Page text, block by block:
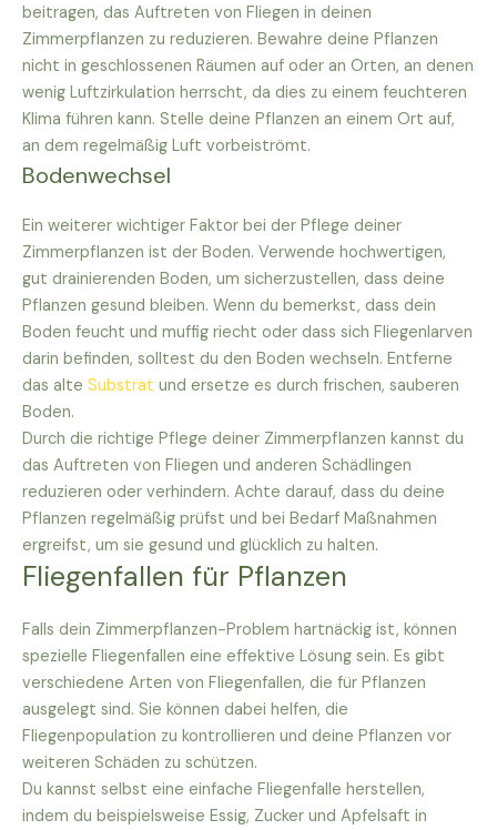
beitragen, das Auftreten von Fliegen in deinen
Zimmerpflanzen zu reduzieren. Bewahre deine Pflanzen
nicht in geschlossenen Räumen auf oder an Orten, an denen
wenig Luftzirkulation herrscht, da dies zu einem feuchteren
Klima führen kann. Stelle deine Pflanzen an einem Ort auf,
an dem regelmäßig Luft vorbeiströmt.
Bodenwechsel
Ein weiterer wichtiger Faktor bei der Pflege deiner
Zimmerpflanzen ist der Boden. Verwende hochwertigen,
gut drainierenden Boden, um sicherzustellen, dass deine
Pflanzen gesund bleiben. Wenn du bemerkst, dass dein
Boden feucht und muffig riecht oder dass sich Fliegenlarven
darin befinden, solltest du den Boden wechseln. Entferne
das alte Substrat und ersetze es durch frischen, sauberen
Boden.
Durch die richtige Pflege deiner Zimmerpflanzen kannst du
das Auftreten von Fliegen und anderen Schädlingen
reduzieren oder verhindern. Achte darauf, dass du deine
Pflanzen regelmäßig prüfst und bei Bedarf Maßnahmen
ergreifst, um sie gesund und glücklich zu halten.
Fliegenfallen für Pflanzen
Falls dein Zimmerpflanzen-Problem hartnäckig ist, können
spezielle Fliegenfallen eine effektive Lösung sein. Es gibt
verschiedene Arten von Fliegenfallen, die für Pflanzen
ausgelegt sind. Sie können dabei helfen, die
Fliegenpopulation zu kontrollieren und deine Pflanzen vor
weiteren Schäden zu schützen.
Du kannst selbst eine einfache Fliegenfalle herstellen,
indem du beispielsweise Essig, Zucker und Apfelsaft in